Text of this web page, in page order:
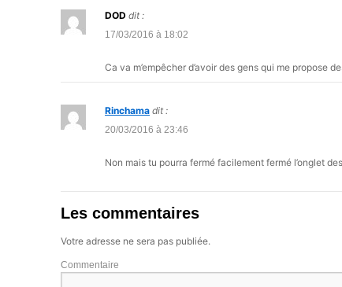
DOD dit :
17/03/2016 à 18:02
Ca va m’empêcher d’avoir des gens qui me propose
Rinchama dit :
20/03/2016 à 23:46
Non mais tu pourra fermé facilement fermé l’onglet
Les commentaires
Votre adresse ne sera pas publiée.
Commentaire